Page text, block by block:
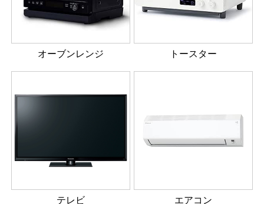
オーブンレンジ トースター
テレビ エアコン